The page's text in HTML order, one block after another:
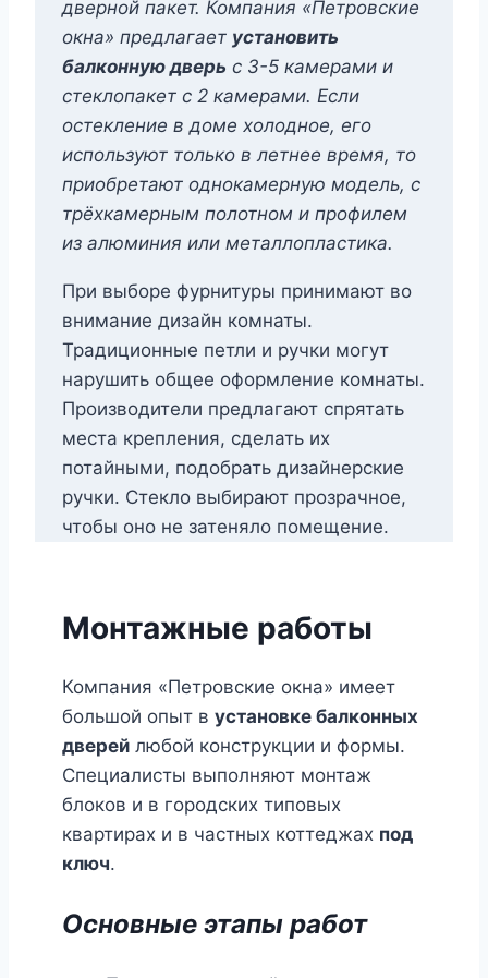
дверной пакет. Компания «Петровские
окна» предлагает установить
балконную дверь с 3-5 камерами и
стеклопакет с 2 камерами. Если
остекление в доме холодное, его
используют только в летнее время, то
приобретают однокамерную модель, с
трёхкамерным полотном и профилем
из алюминия или металлопластика.
При выборе фурнитуры принимают во
внимание дизайн комнаты.
Традиционные петли и ручки могут
нарушить общее оформление комнаты.
Производители предлагают спрятать
места крепления, сделать их
потайными, подобрать дизайнерские
ручки. Стекло выбирают прозрачное,
чтобы оно не затеняло помещение.
Монтажные работы
Компания «Петровские окна» имеет
большой опыт в установке балконных
дверей любой конструкции и формы.
Специалисты выполняют монтаж
блоков и в городских типовых
квартирах и в частных коттеджах под
ключ.
Основные этапы работ